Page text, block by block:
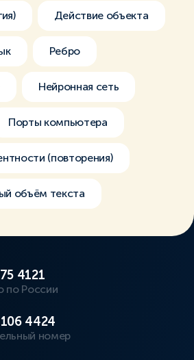
Действие объекта
Ребро
Нейронная сеть
Порты компьютера
(повторения)
объём текста
4121
по России
4424
номер